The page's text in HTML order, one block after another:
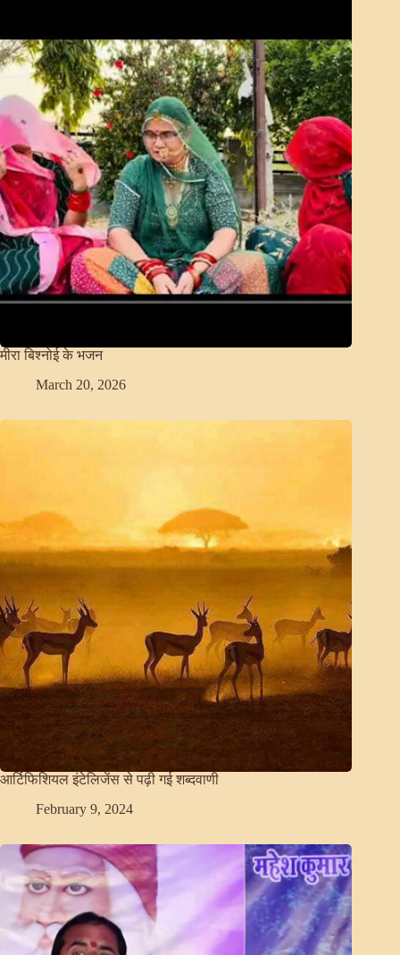
मीरा बिश्नोई के भजन
March 20, 2026
आर्टिफिशियल इंटेलिजेंस से पढ़ी गई शब्दवाणी
February 9, 2024